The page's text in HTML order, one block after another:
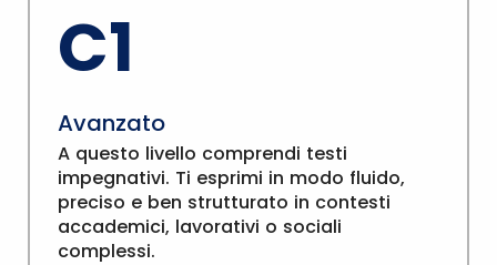
C1
Avanzato
A questo livello comprendi testi
impegnativi. Ti esprimi in modo fluido,
preciso e ben strutturato in contesti
accademici, lavorativi o sociali
complessi.